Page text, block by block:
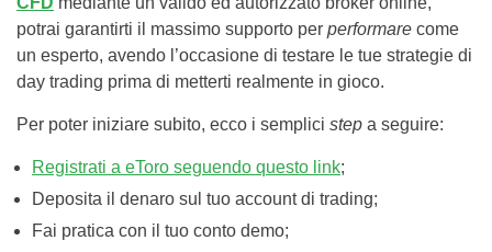
potrai garantirti il massimo supporto per performare come
un esperto, avendo l’occasione di testare le tue strategie di
day trading prima di metterti realmente in gioco.
Per poter iniziare subito, ecco i semplici step a seguire:
Registrati a eToro seguendo questo link;
Deposita il denaro sul tuo account di trading;
Fai pratica con il tuo conto demo;